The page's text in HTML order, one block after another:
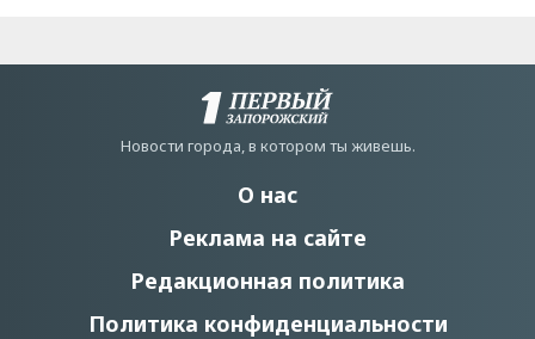
Новости города, в котором ты живешь.
О нас
Реклама на сайте
Редакционная политика
Политика конфиденциальности